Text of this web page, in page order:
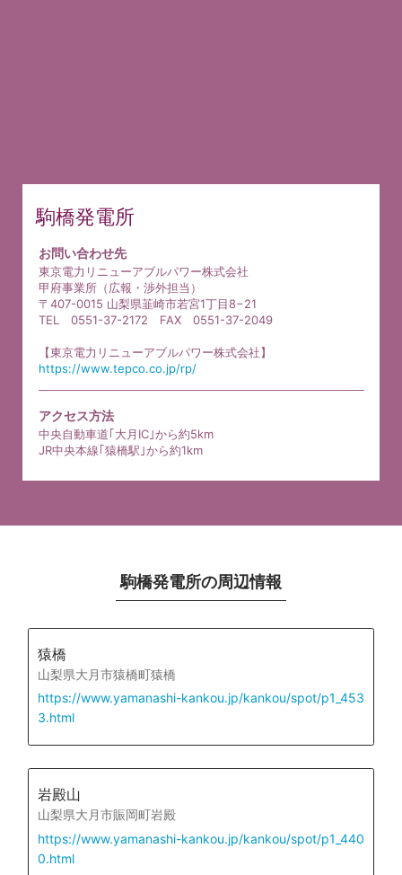
駒橋発電所
お問い合わせ先
東京電力リニューアブルパワー株式会社
甲府事業所（広報・渉外担当）
〒407-0015 山梨県韮崎市若宮1丁目8−21
TEL 0551-37-2172 FAX 0551-37-2049
【東京電力リニューアブルパワー株式会社】
https://www.tepco.co.jp/rp/
アクセス方法
中央自動車道｢大月IC｣から約5km
JR中央本線｢猿橋駅｣から約1km
駒橋発電所の周辺情報
猿橋
山梨県大月市猿橋町猿橋
https://www.yamanashi-kankou.jp/kankou/spot/p1_453
3.html
岩殿山
山梨県大月市賑岡町岩殿
https://www.yamanashi-kankou.jp/kankou/spot/p1_440
0.html